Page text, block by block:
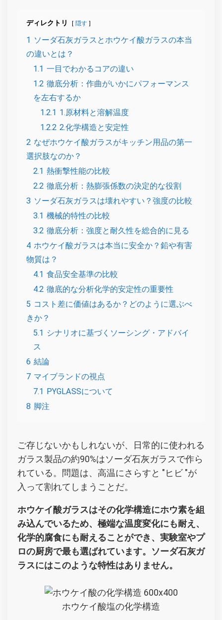
ディレクトリ 隠す
1 ソーダ石灰ガラスとホウケイ酸ガラスの本当
の違いとは？
1.1 一目でわかるコアの違い
1.2 徹底分析：作曲がいかにパフォーマンス
を左右するか
1.2.1 1.原材料と溶解温度
1.2.2 2.化学構造と安定性
2 なぜホウケイ酸ガラスがキッチン用品の第一
選択肢なのか？
2.1 熱衝撃性能の比較
2.2 徹底分析：熱膨張係数の決定的な役割
3 ソーダ石灰ガラスは壊れやすい？強度の比較
3.1 機械的特性の比較
3.2 徹底分析：強度と耐久性を総合的に見る
4 ホウケイ酸ガラスは本当に安全か？鉛や有害
物質は？
4.1 食品安全基準の比較
4.2 徹底的な分析化学的安定性の重要性
5 コスト差に価値はあるか？どのように選ぶべ
きか？
5.1 シナリオに基づくソーシング・アドバイ
ス
6 結論
7 マイブランドの視点
7.1 PYGLASSについて
8 脚注
ご存じないかもしれないが、日常的に使われる
ガラス製品の約90%はソーダ石灰ガラスで作ら
れている。問題は、高温にさらすと "ヒビ "が
入って割れてしまうことだ。
ホウケイ酸ガラスはその化学構造にホウ素を組
み込んでいるため、極端な温度変化にも耐え、
化学的腐食にも耐えることができ、実験室やプ
ロの厨房で最も選ばれています。ソーダ石灰ガ
ラスにはこのような特性はありません。
ホウケイ酸塩の化学構造